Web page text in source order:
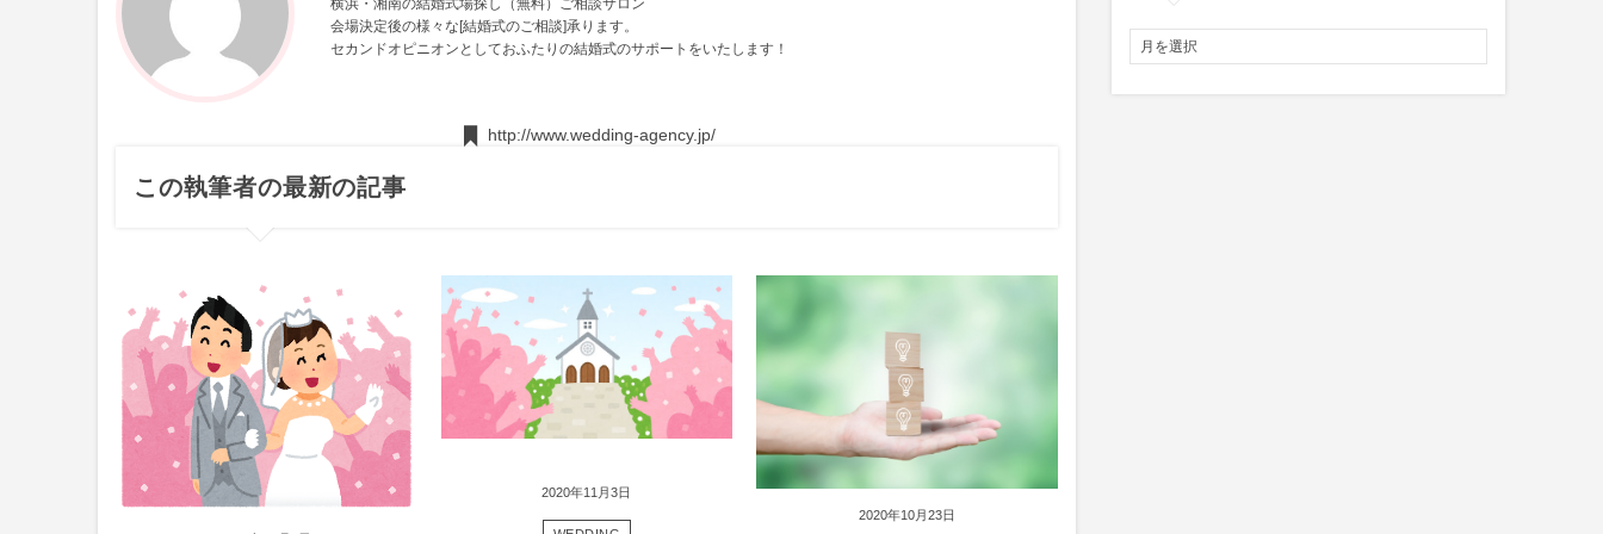
会場決定後の様々な[結婚式のご相談]承ります。
セカンドオピニオンとしておふたりの結婚式のサポートをいたします！
http://www.wedding-agency.jp/
この執筆者の最新の記事
2020年11月3日
2020年10月23日